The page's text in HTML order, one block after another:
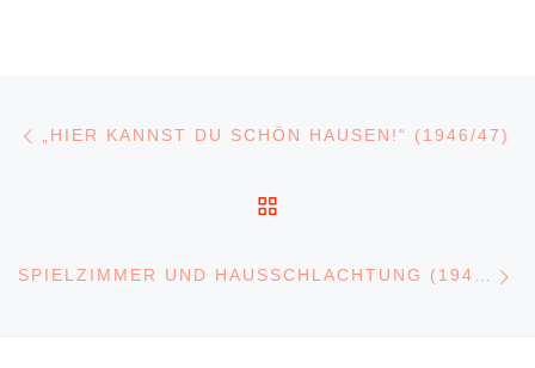
„HIER KANNST DU SCHÖN HAUSEN!“ (1946/47)
SPIELZIMMER UND HAUSSCHLACHTUNG (1944 BIS 1959)